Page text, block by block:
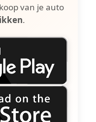
van je auto
.